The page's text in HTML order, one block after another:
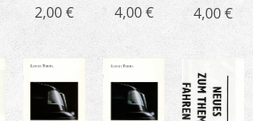
2,00€ 4,00€ 4,00€